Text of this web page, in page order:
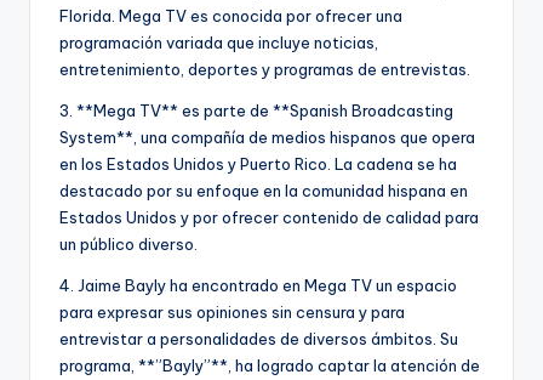
Florida. Mega TV es conocida por ofrecer una
programación variada que incluye noticias,
entretenimiento, deportes y programas de entrevistas.
3. **Mega TV** es parte de **Spanish Broadcasting
System**, una compañía de medios hispanos que opera
en los Estados Unidos y Puerto Rico. La cadena se ha
destacado por su enfoque en la comunidad hispana en
Estados Unidos y por ofrecer contenido de calidad para
un público diverso.
4. Jaime Bayly ha encontrado en Mega TV un espacio
para expresar sus opiniones sin censura y para
entrevistar a personalidades de diversos ámbitos. Su
programa, **”Bayly”**, ha logrado captar la atención de